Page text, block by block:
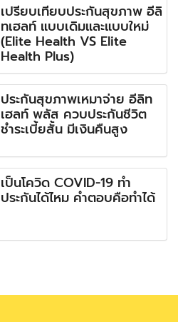
เปรียบเทียบประกันสุขภาพ อีลิ
ทเฮลท์ แบบเดิมและแบบใหม่
(Elite Health VS Elite
Health Plus)
ประกันสุขภาพเหมาจ่าย อีลิท
เฮลท์ พลัส ควบประกันชีวิต
ชำระเบี้ยสั้น มีเงินคืนสูง
เป็นโควิด COVID-19 ทำ
ประกันได้ไหม คำตอบคือทำได้